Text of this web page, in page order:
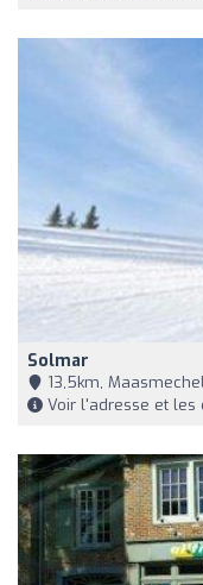
Solmar
13,5km,
Voir l'adresse et les